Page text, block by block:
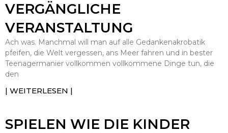
VERGÄNGLICHE
VERANSTALTUNG
Ach was. Manchmal will man auf alle Gedankenakrobatik
pfeifen, die Welt vergessen, ans Meer fahren und in bester
Teenagermanier vollkommen vollkommene Dinge tun, die
den
| WEITERLESEN |
SPIELEN WIE DIE KINDER